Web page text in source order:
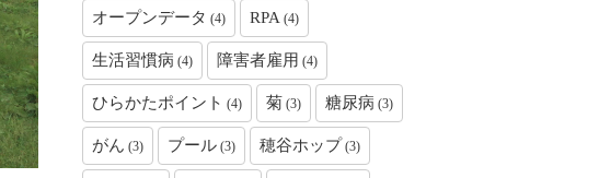
オープンデータ (4) RPA (4)
生活習慣病 (4) 障害者雇用 (4)
ひらかたポイント (4) 菊 (3) 糖尿病 (3)
がん (3) プール (3) 穂谷ホップ (3)